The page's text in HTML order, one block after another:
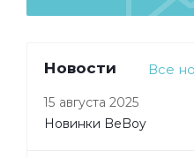
Новости Все
15 августа 2025
Новинки BeBoy